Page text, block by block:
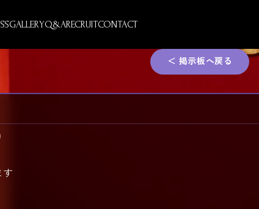
GALLERYQ&ARECRUITCONTACT
＜ 掲示板へ戻る
す